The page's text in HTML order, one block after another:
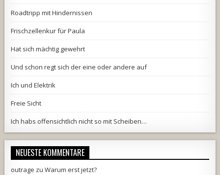
Roadtripp mit Hindernissen
Frischzellenkur für Paula
Hat sich mächtig gewehrt
Und schon regt sich der eine oder andere auf
Ich und Elektrik
Freie Sicht
Ich habs offensichtlich nicht so mit Scheiben…
NEUESTE KOMMENTARE
outrage zuWarum erst jetzt?